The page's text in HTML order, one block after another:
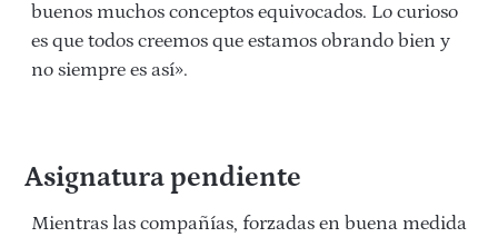
buenos muchos conceptos equivocados. Lo curioso
es que todos creemos que estamos obrando bien y
no siempre es así».
Asignatura pendiente
Mientras las compañías, forzadas en buena medida